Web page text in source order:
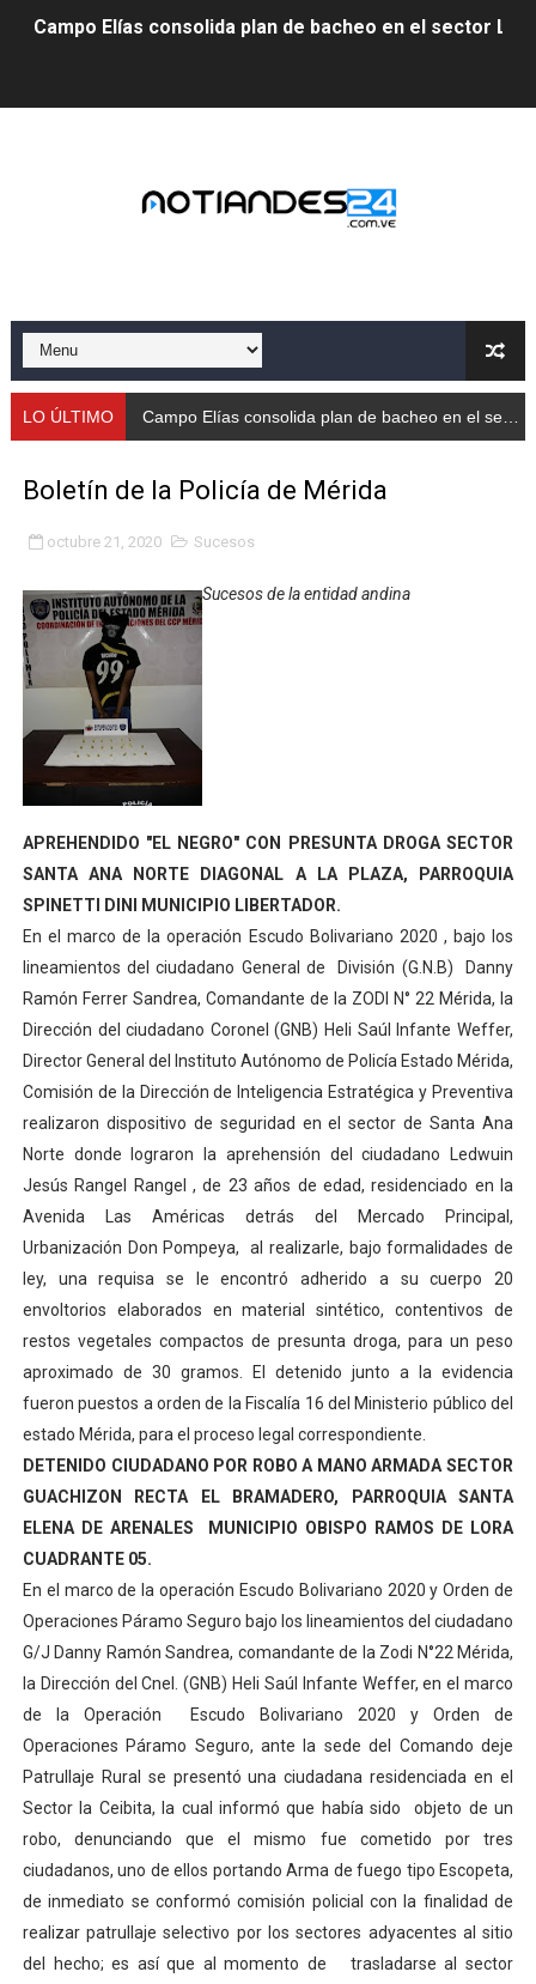
Campo Elías consolida plan de bacheo en el sector La
Plan Vacacional "Venezuela Ríe 2026" brinda
‎Unión cívico militar rindió honores a la Bandera
Gobernación de Mérida realizó jornada socialista en
Recreación y formación fortalecen la integración
Club "Rápidos de Zea" brilló en el Primer Festival de
84 estudiantes celebraron su graduación en el
Cmdnna lleva esperanza y atención a casas de abrigo
Comunas de Obispo Ramos de Lora avanzan hacia el
Arrancó Plan Vacacional Comunitario Venezuela
Plan Vacacional Venezuela Renace 2026 arrancó con
Venezuela Renace 2026 lleva sonrisas y prevención a
Mérida impulsa el mapa de conocimientos con
Complejo Educativo Talento Deportivo lanza Plan
Arnaldo Sánchez reinaugura Parque Recreacional
Corposalud inició talleres para aspirantes al curso de
Fortalecen formación académica de médicos en
Fortaleciendo la economía comunal en El Vigía con
LO ÚLTIMO Campo Elías consolida plan de bacheo en el sector La Montañita
Boletín de la Policía de Mérida
octubre 21, 2020 Sucesos
Sucesos de la entidad andina
APREHENDIDO "EL NEGRO" CON PRESUNTA DROGA SECTOR
SANTA ANA NORTE DIAGONAL A LA PLAZA, PARROQUIA
SPINETTI DINI MUNICIPIO LIBERTADOR.
En el marco de la operación Escudo Bolivariano 2020 , bajo los
lineamientos del ciudadano General de División (G.N.B) Danny
Ramón Ferrer Sandrea, Comandante de la ZODI N° 22 Mérida, la
Dirección del ciudadano Coronel (GNB) Heli Saúl Infante Weffer,
Director General del Instituto Autónomo de Policía Estado Mérida,
Comisión de la Dirección de Inteligencia Estratégica y Preventiva
realizaron dispositivo de seguridad en el sector de Santa Ana
Norte donde lograron la aprehensión del ciudadano Ledwuin
Jesús Rangel Rangel , de 23 años de edad, residenciado en la
Avenida Las Américas detrás del Mercado Principal,
Urbanización Don Pompeya, al realizarle, bajo formalidades de
ley, una requisa se le encontró adherido a su cuerpo 20
envoltorios elaborados en material sintético, contentivos de
restos vegetales compactos de presunta droga, para un peso
aproximado de 30 gramos. El detenido junto a la evidencia
fueron puestos a orden de la Fiscalía 16 del Ministerio público del
estado Mérida, para el proceso legal correspondiente.
DETENIDO CIUDADANO POR ROBO A MANO ARMADA SECTOR
GUACHIZON RECTA EL BRAMADERO, PARROQUIA SANTA
ELENA DE ARENALES MUNICIPIO OBISPO RAMOS DE LORA
CUADRANTE 05.
En el marco de la operación Escudo Bolivariano 2020 y Orden de
Operaciones Páramo Seguro bajo los lineamientos del ciudadano
G/J Danny Ramón Sandrea, comandante de la Zodi N°22 Mérida,
la Dirección del Cnel. (GNB) Heli Saúl Infante Weffer, en el marco
de la Operación Escudo Bolivariano 2020 y Orden de
Operaciones Páramo Seguro, ante la sede del Comando deje
Patrullaje Rural se presentó una ciudadana residenciada en el
Sector la Ceibita, la cual informó que había sido objeto de un
robo, denunciando que el mismo fue cometido por tres
ciudadanos, uno de ellos portando Arma de fuego tipo Escopeta,
de inmediato se conformó comisión policial con la finalidad de
realizar patrullaje selectivo por los sectores adyacentes al sitio
del hecho; es así que al momento de trasladarse al sector